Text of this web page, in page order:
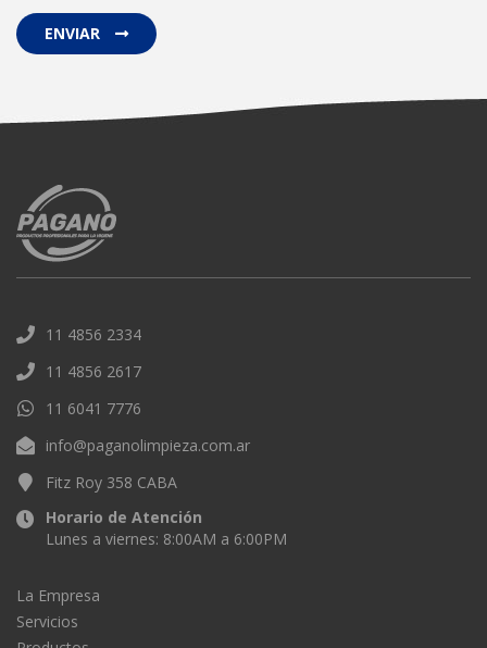
ENVIAR
11 4856 2334
11 4856 2617
11 6041 7776
info@paganolimpieza.com.ar
Fitz Roy 358 CABA
Horario de Atención
Lunes a viernes: 8:00AM a 6:00PM
La Empresa
Servicios